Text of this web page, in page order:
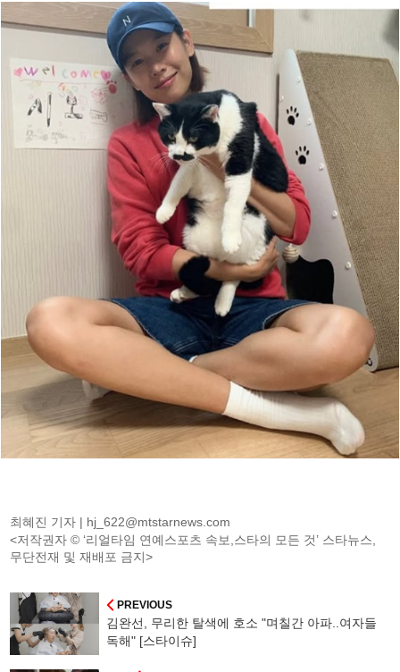
최혜진 기자 | hj_622@mtstarnews.com
<저작권자 © ‘리얼타임 연예스포츠 속보,스타의 모든 것’ 스타뉴스,
무단전재 및 재배포 금지>
PREVIOUS
김완선, 무리한 탈색에 호소 "며칠간 아파..여자들
독해" [스타이슈]